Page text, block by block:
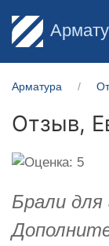
Арматура
Отзыв,
Брали для